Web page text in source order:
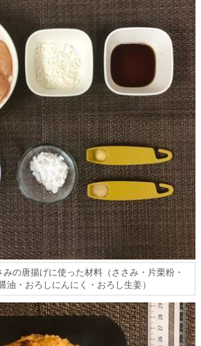
の唐揚げに使った材料（ささみ・片栗粉・
油・おろしにんにく・おろし生姜）